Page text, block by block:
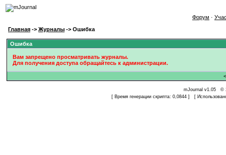
Форум ·
Главная -> Журналы -> Ошибка
Ошибка
Вам запрещено просматривать журналы.
Для получения доступа обращайтесь к администрации.
mJournal v1.05 ©
[ Время генерации скрипта: 0,0844 ] [